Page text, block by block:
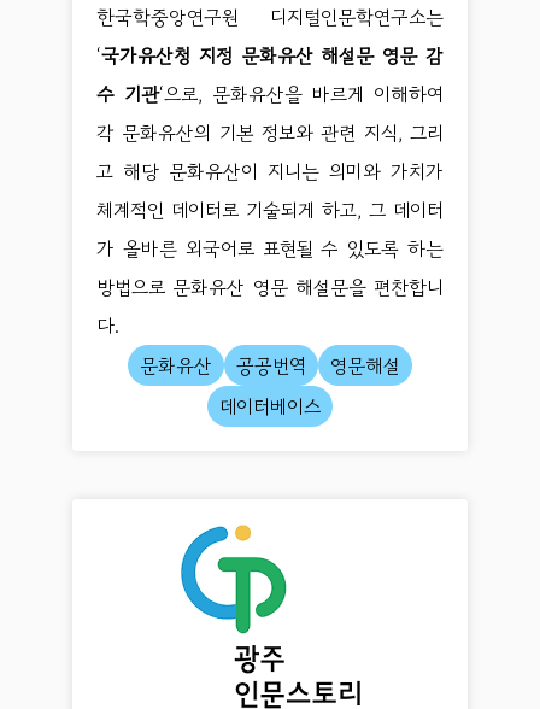
한국학중앙연구원 디지털인문학연구소는
‘국가유산청 지정 문화유산 해설문 영문 감
수 기관‘으로, 문화유산을 바르게 이해하여
각 문화유산의 기본 정보와 관련 지식, 그리
고 해당 문화유산이 지니는 의미와 가치가
체계적인 데이터로 기술되게 하고, 그 데이터
가 올바른 외국어로 표현될 수 있도록 하는
방법으로 문화유산 영문 해설문을 편찬합니
다.
문화유산
공공번역
영문해설
데이터베이스